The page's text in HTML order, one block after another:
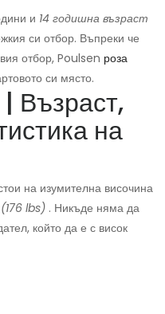
и 14 годишна възраст
си отбор. Въпреки че
отбор, Poulsen роза
си място.
Възраст,
на
на изумителна височина
lbs) . Никъде няма да
който да е с висок